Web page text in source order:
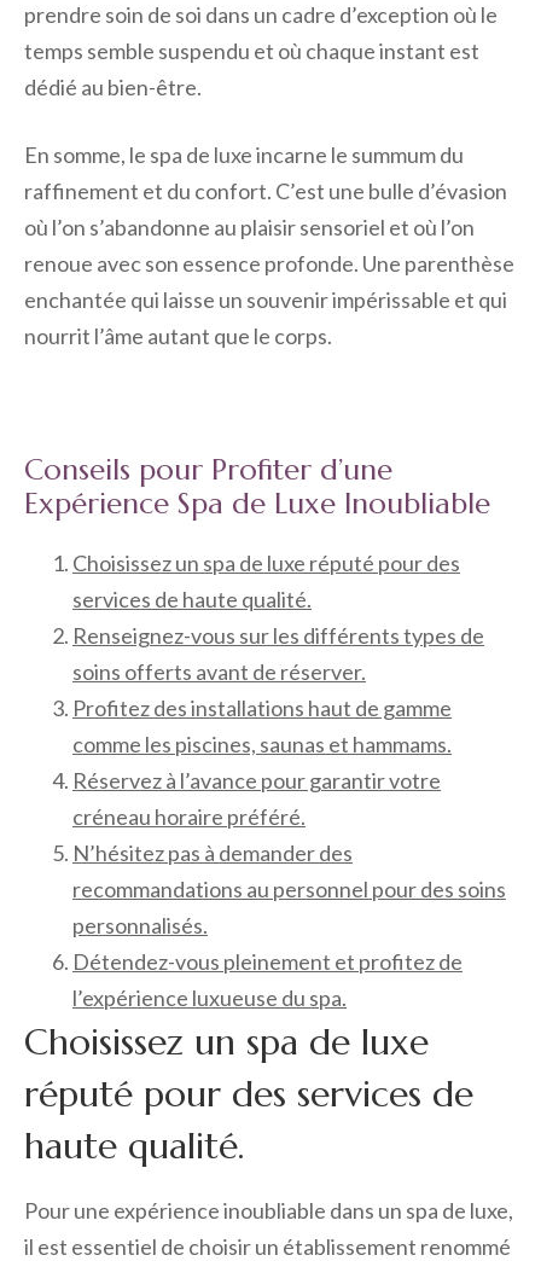
prendre soin de soi dans un cadre d’exception où le
temps semble suspendu et où chaque instant est
dédié au bien-être.
En somme, le spa de luxe incarne le summum du
raffinement et du confort. C’est une bulle d’évasion
où l’on s’abandonne au plaisir sensoriel et où l’on
renoue avec son essence profonde. Une parenthèse
enchantée qui laisse un souvenir impérissable et qui
nourrit l’âme autant que le corps.
Conseils pour Profiter d’une
Expérience Spa de Luxe Inoubliable
Choisissez un spa de luxe réputé pour des
services de haute qualité.
Renseignez-vous sur les différents types de
soins offerts avant de réserver.
Profitez des installations haut de gamme
comme les piscines, saunas et hammams.
Réservez à l’avance pour garantir votre
créneau horaire préféré.
N’hésitez pas à demander des
recommandations au personnel pour des soins
personnalisés.
Détendez-vous pleinement et profitez de
l’expérience luxueuse du spa.
Choisissez un spa de luxe
réputé pour des services de
haute qualité.
Pour une expérience inoubliable dans un spa de luxe,
il est essentiel de choisir un établissement renommé